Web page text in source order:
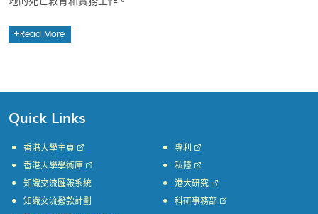
Read More
Quick Links
香港大學主頁
香港大學學術庫
知識交流匯報系統
知識交流撥款計劃
專利
私隱
港大研究
科研事務部